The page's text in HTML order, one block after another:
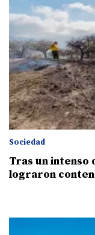
Sociedad
Tras un
lograron